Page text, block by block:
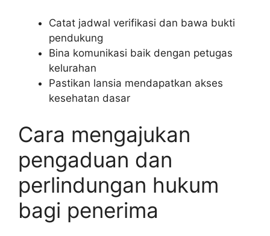
Catat jadwal verifikasi dan bawa bukti
pendukung
Bina komunikasi baik dengan petugas
kelurahan
Pastikan lansia mendapatkan akses
kesehatan dasar
Cara mengajukan
pengaduan dan
perlindungan hukum
bagi penerima